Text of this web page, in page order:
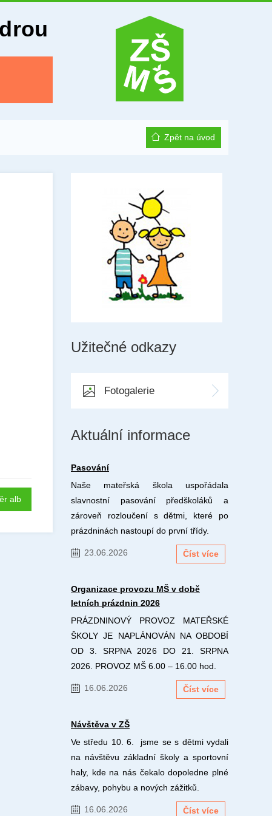
Zpět na úvod
alb
Užitečné odkazy
Fotogalerie
Aktuální informace
Pasování
Naše mateřská škola uspořádala
slavnostní pasování předškoláků a
zároveň rozloučení s dětmi, které po
prázdninách nastoupí do první třídy.
23.06.2026 Číst více
Organizace provozu MŠ v době
letních prázdnin 2026
PRÁZDNINOVÝ PROVOZ MATEŘSKÉ
ŠKOLY JE NAPLÁNOVÁN NA OBDOBÍ
OD 3. SRPNA 2026 DO 21. SRPNA
2026. PROVOZ MŠ 6.00 – 16.00 hod.
16.06.2026 Číst více
Návštěva v ZŠ
Ve středu 10. 6. jsme se s dětmi vydali
na návštěvu základní školy a sportovní
haly, kde na nás čekalo dopoledne plné
zábavy, pohybu a nových zážitků.
16.06.2026 Číst více